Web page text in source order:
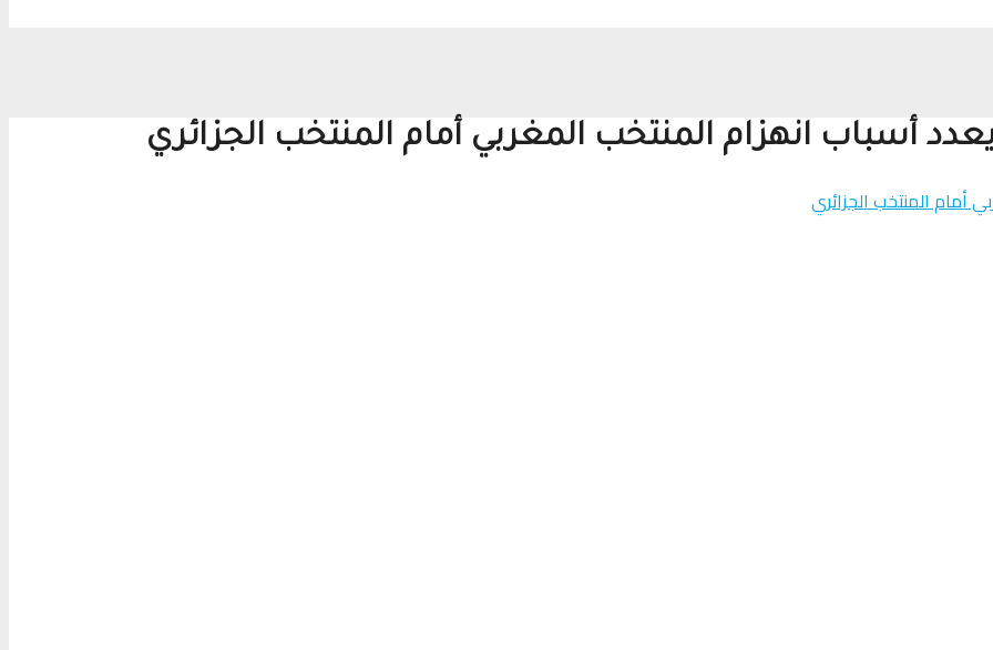
أسباب انهزام المنتخب المغربي أمام المنتخب الجزائري